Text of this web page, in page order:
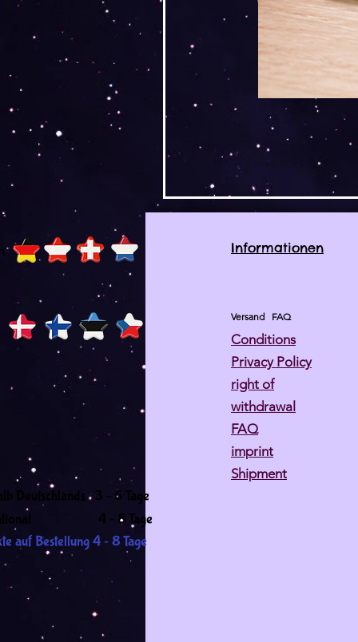
Deutschlands 3 - 6 Tage
4 - 8 Tage
Informationen
Versand FAQ
Conditions
Privacy Policy
right of
withdrawal
FAQ
imprint
Shipment
auf Bestellung 4 - 8 Tage